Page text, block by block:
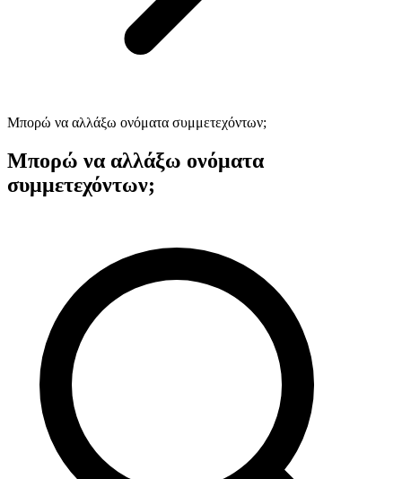
Μπορώ να αλλάξω ονόματα συμμετεχόντων;
Μπορώ να αλλάξω ονόματα
συμμετεχόντων;